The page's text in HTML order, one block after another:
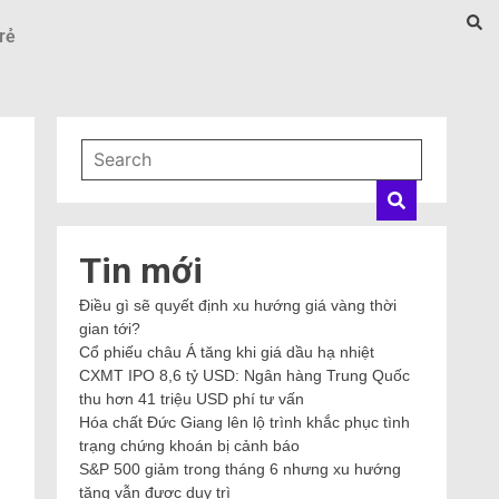
Tin mới
Điều gì sẽ quyết định xu hướng giá vàng thời
gian tới?
Cổ phiếu châu Á tăng khi giá dầu hạ nhiệt
CXMT IPO 8,6 tỷ USD: Ngân hàng Trung Quốc
thu hơn 41 triệu USD phí tư vấn
Hóa chất Đức Giang lên lộ trình khắc phục tình
trạng chứng khoán bị cảnh báo
S&P 500 giảm trong tháng 6 nhưng xu hướng
tăng vẫn được duy trì